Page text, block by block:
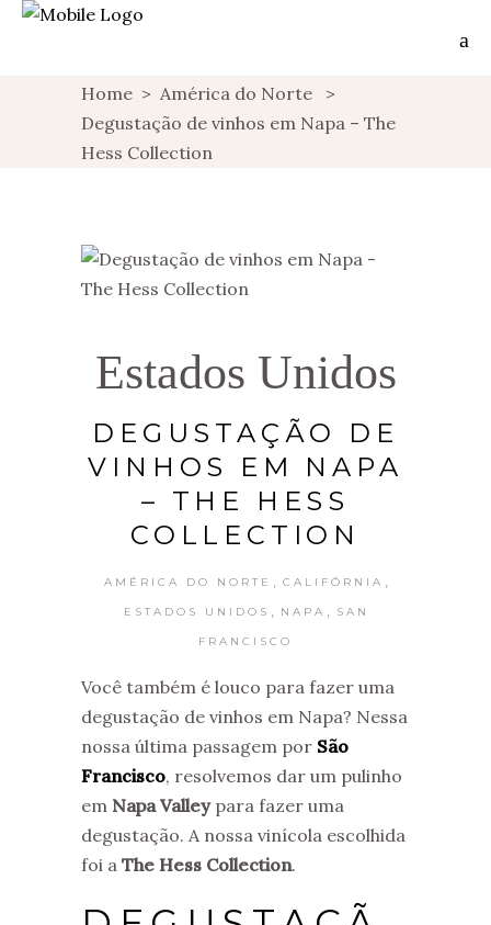
Home > América do Norte
>
Degustação de vinhos em Napa – The
Hess Collection
Estados Unidos
DEGUSTAÇÃO DE
VINHOS EM NAPA
– THE HESS
COLLECTION
AMÉRICA DO NORTE CALIFÓRNIA
ESTADOS UNIDOS NAPA SAN
FRANCISCO
Você também é louco para fazer uma
degustação de vinhos em Napa? Nessa
nossa última passagem por São
Francisco, resolvemos dar um pulinho
em Napa Valleypara fazer uma
degustação. A nossa vinícola escolhida
foi a The Hess Collection.